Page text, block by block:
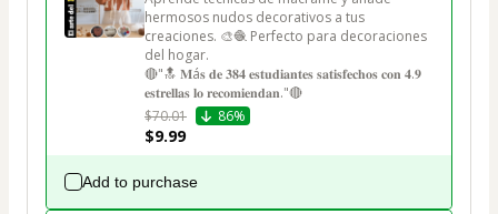
hermosos nudos decorativos a tus
creaciones. 🎨🧶 Perfecto para decoraciones
del hogar.
🔴"🔝 𝐌á𝐬 𝐝𝐞 𝟑𝟖𝟒 𝐞𝐬𝐭𝐮𝐝𝐢𝐚𝐧𝐭𝐞𝐬 𝐬𝐚𝐭𝐢𝐬𝐟𝐞𝐜𝐡𝐨𝐬 𝐜𝐨𝐧 𝟒.𝟗
𝐞𝐬𝐭𝐫𝐞𝐥𝐥𝐚𝐬 𝐥𝐨 𝐫𝐞𝐜𝐨𝐦𝐢𝐞𝐧𝐝𝐚𝐧."🔴
$70.01
86%
$9.99
Add to purchase